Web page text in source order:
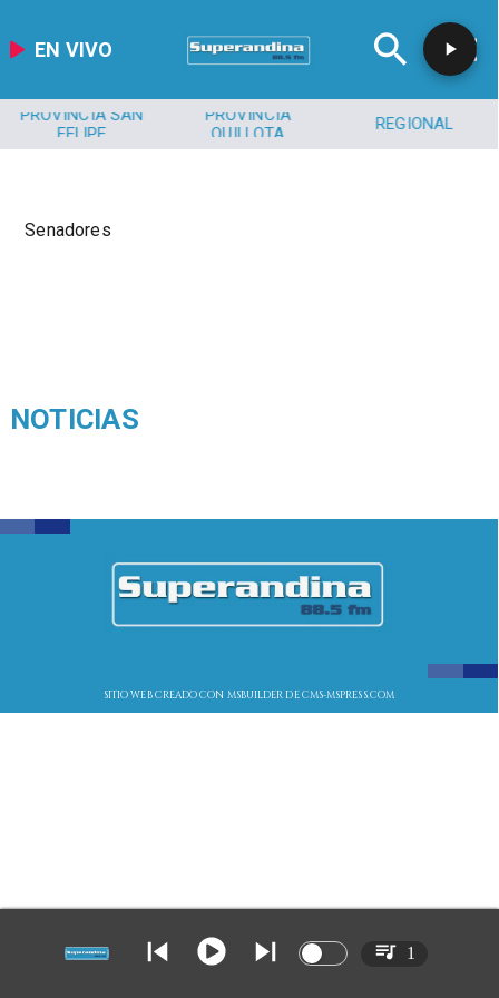
EN VIVO
PROVINCIA SAN
FELIPE
PROVINCIA
QUILLOTA
REGIONAL
Senadores
NOTICIAS
SITIO WEB CREADO CON MSBUILDER DE CMS-MSPRESS.COM
1